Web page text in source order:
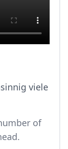
viele
of